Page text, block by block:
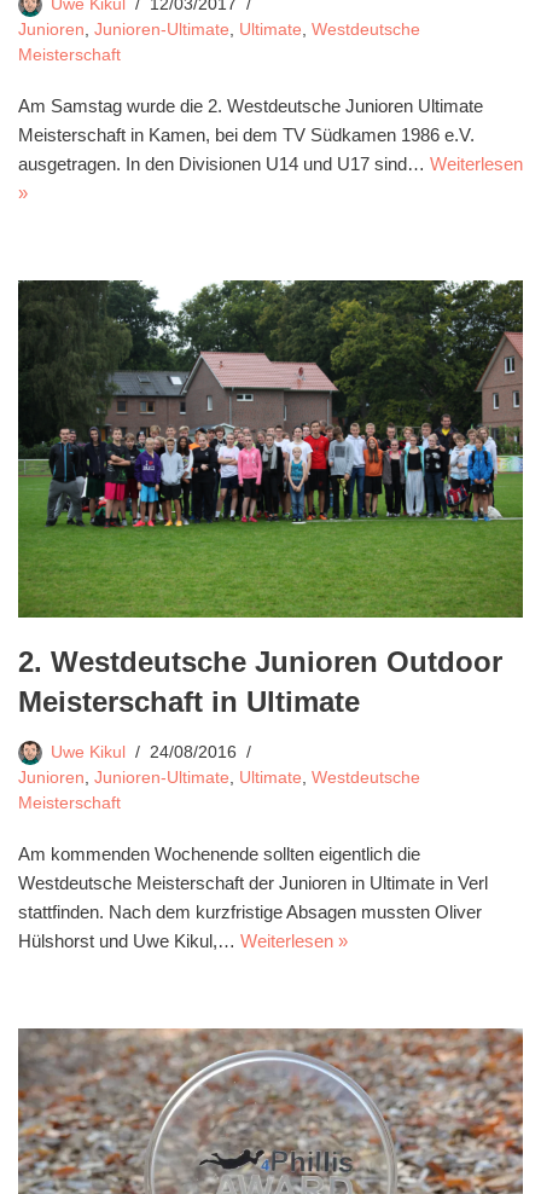
Uwe Kikul
12/03/2017
Junioren Junioren-Ultimate Ultimate Westdeutsche
Meisterschaft
Am Samstag wurde die 2. Westdeutsche Junioren Ultimate
Meisterschaft in Kamen, bei dem TV Südkamen 1986 e.V.
ausgetragen. In den Divisionen U14 und U17 sind… Weiterlesen
»
2. Westdeutsche Junioren Outdoor
Meisterschaft in Ultimate
Uwe Kikul
24/08/2016
Junioren Junioren-Ultimate Ultimate Westdeutsche
Meisterschaft
Am kommenden Wochenende sollten eigentlich die
Westdeutsche Meisterschaft der Junioren in Ultimate in Verl
stattfinden. Nach dem kurzfristige Absagen mussten Oliver
Hülshorst und Uwe Kikul,… Weiterlesen »